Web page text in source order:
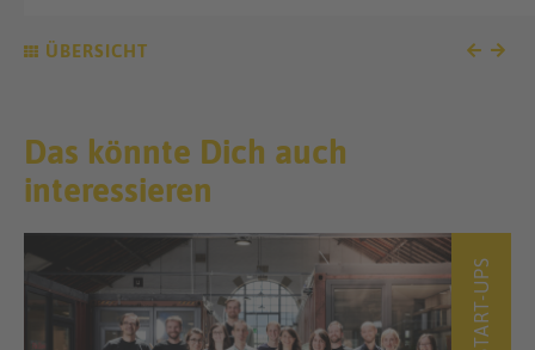
ÜBERSICHT
Das könnte Dich auch
interessieren
START-UPS